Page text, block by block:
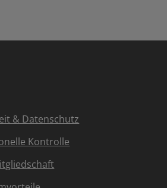
& Datenschutz
Kontrolle